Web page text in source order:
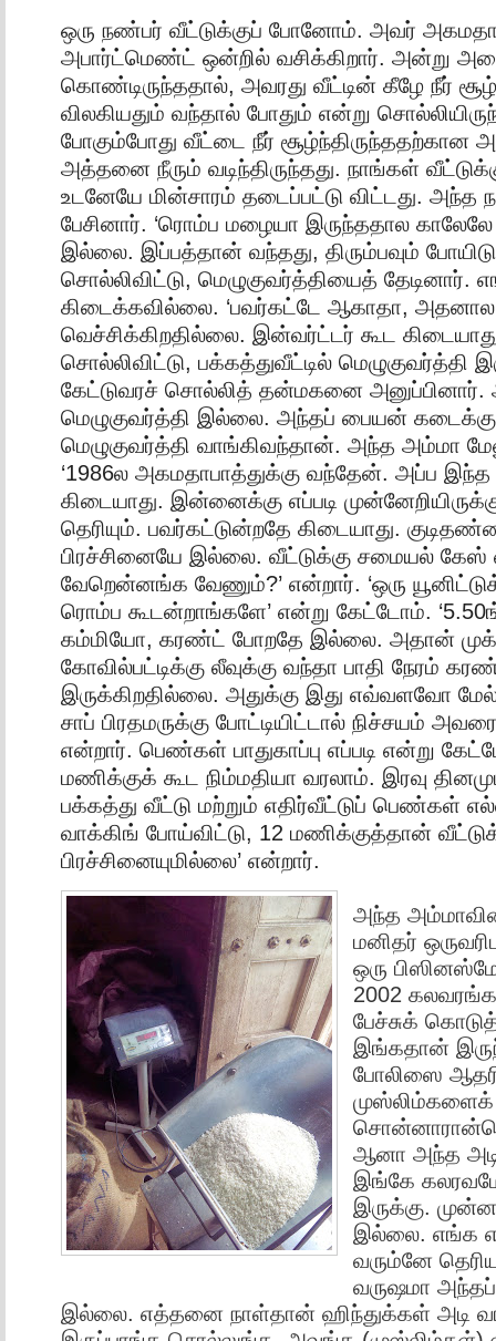
ஒரு நண்பர் வீட்டுக்குப் போனோம். அவர்
அபார்ட்மெண்ட் ஒன்றில் வசிக்கிறார். அன்று
கொண்டிருந்ததால், அவரது வீட்டின் கீழே நீர்
விலகியதும் வந்தால் போதும் என்று
போகும்போது வீட்டை நீர் சூழ்ந்திருந்ததற்கான
அத்தனை நீரும் வடிந்திருந்தது. நாங்கள்
உடனேயே மின்சாரம் தடைப்பட்டு விட்டது.
பேசினார். ‘ரொம்ப மழையா இருந்ததால
இல்லை. இப்பத்தான் வந்தது, திரும்பவும்
சொல்லிவிட்டு, மெழுகுவர்த்தியைத் தேடினார்.
கிடைக்கவில்லை. ‘பவர்கட்டே ஆகாதா,
வெச்சிக்கிறதில்லை. இன்வர்ட்டர் கூட
சொல்லிவிட்டு, பக்கத்துவீட்டில் மெழுகுவர்த்தி
கேட்டுவரச் சொல்லித் தன்மகனை அனுப்பினார்.
மெழுகுவர்த்தி இல்லை. அந்தப் பையன்
மெழுகுவர்த்தி வாங்கிவந்தான். அந்த அம்மா
‘1986ல அகமதாபாத்துக்கு வந்தேன். அப்ப
கிடையாது. இன்னைக்கு எப்படி
தெரியும். பவர்கட்டுன்றதே கிடையாது.
பிரச்சினையே இல்லை. வீட்டுக்கு சமையல் கேஸ்
வேறென்னங்க வேணும்?’ என்றார். ‘ஒரு
ரொம்ப கூடன்றாங்களே’ என்று கேட்டோம்.
கம்மியோ, கரண்ட் போறதே இல்லை. அதான்
கோவில்பட்டிக்கு லீவுக்கு வந்தா பாதி நேரம்
இருக்கிறதில்லை. அதுக்கு இது எவ்வளவோ
சாப் பிரதமருக்கு போட்டியிட்டால் நிச்சயம்
என்றார். பெண்கள் பாதுகாப்பு எப்படி என்று
மணிக்குக் கூட நிம்மதியா வரலாம். இரவு
பக்கத்து வீட்டு மற்றும் எதிர்வீட்டுப் பெண்கள்
வாக்கிங் போய்விட்டு, 12 மணிக்குத்தான்
பிரச்சினையுமில்லை’ என்றார்.
அந்த
மனிதர்
ஒரு
2002
பேச்சுக்
இங்கதான்
போலிஸை
ஆனா அந்த
இங்கே
இருக்கு.
இல்லை. எங்க
வரும்னே
வருஷமா
இல்லை. எத்தனை நாள்தான் ஹிந்துக்கள் அடி